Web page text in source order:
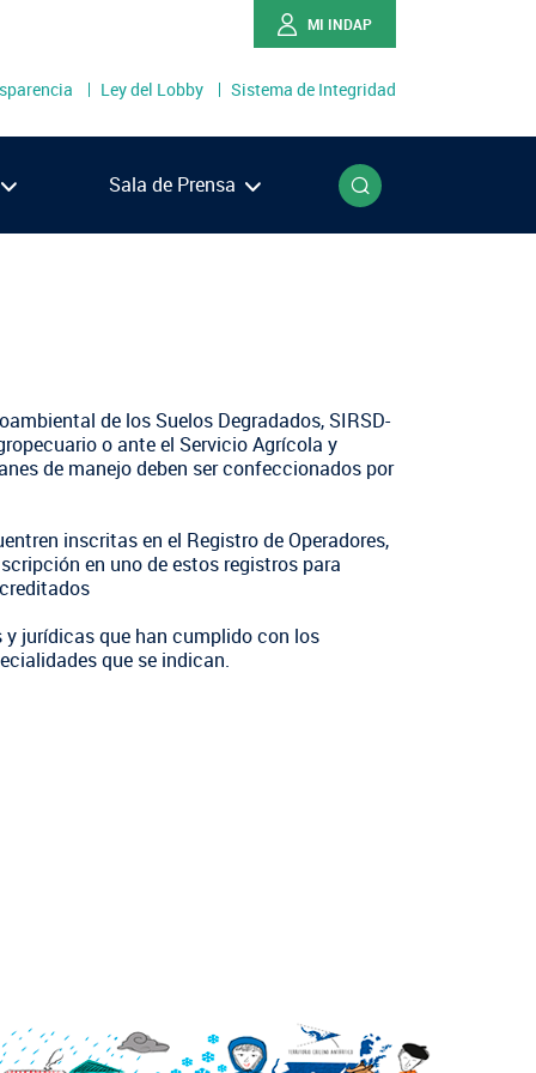
MI INDAP
Ley del Lobby Sistema de Integridad
Sala de Prensa
de los Suelos Degradados, SIRSD-
o ante el Servicio Agrícola y
de manejo deben ser confeccionados por
inscritas en el Registro de Operadores,
en uno de estos registros para
jurídicas que han cumplido con los
que se indican.